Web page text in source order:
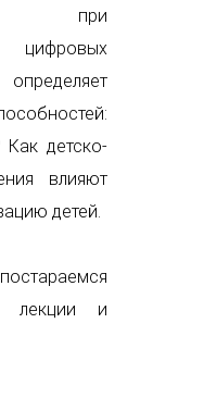
при
Как детско-
влияют
детей.
лекции и